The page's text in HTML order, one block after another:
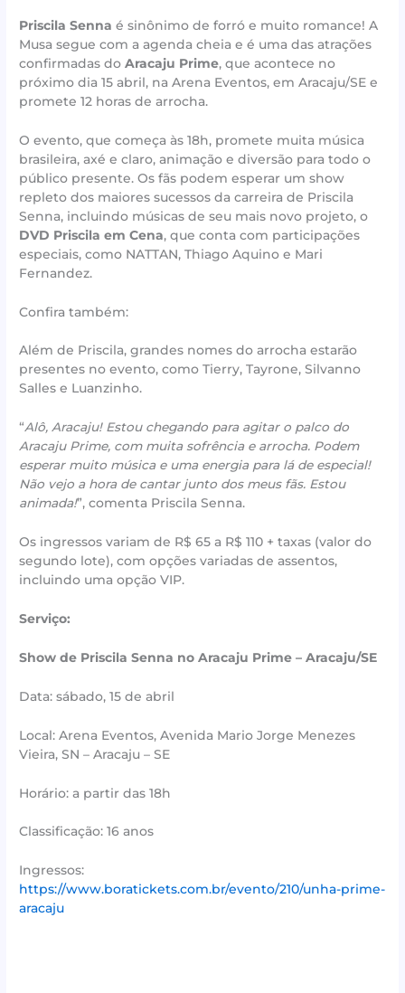
Priscila Senna é sinônimo de forró e muito romance! A
Musa segue com a agenda cheia e é uma das atrações
confirmadas doAracaju Prime, que acontece no
próximo dia 15 abril, na Arena Eventos, em Aracaju/SE e
promete 12 horas de arrocha.
O evento, que começa às 18h, promete muita música
brasileira, axé e claro, animação e diversão para todo o
público presente. Os fãs podem esperar um show
repleto dos maiores sucessos da carreira de Priscila
Senna, incluindo músicas de seu mais novo projeto, o
DVD Priscila em Cena, que conta com participações
especiais, como NATTAN, Thiago Aquino e Mari
Fernandez.
Confira também:
Além de Priscila, grandes nomes do arrocha estarão
presentes no evento, como Tierry, Tayrone, Silvanno
Salles e Luanzinho.
“Alô, Aracaju! Estou chegando para agitar o palco do
Aracaju Prime, com muita sofrência e arrocha. Podem
esperar muito música e uma energia para lá de especial!
Não vejo a hora de cantar junto dos meus fãs. Estou
animada!”, comenta Priscila Senna.
Os ingressos variam de R$ 65 a R$ 110 + taxas (valor do
segundo lote), com opções variadas de assentos,
incluindo uma opção VIP.
Serviço:
Show de Priscila Senna no Aracaju Prime – Aracaju/SE
Data: sábado, 15 de abril
Local: Arena Eventos, Avenida Mario Jorge Menezes
Vieira, SN – Aracaju – SE
Horário: a partir das 18h
Classificação: 16 anos
Ingressos:
https://www.boratickets.com.br/evento/210/unha-prime-
aracaju